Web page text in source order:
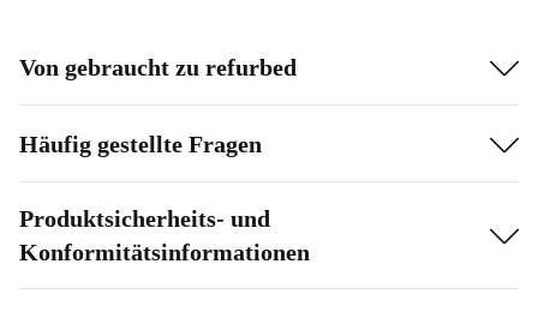
Von gebraucht zu refurbed
Häufig gestellte Fragen
Produktsicherheits- und
Konformitätsinformationen